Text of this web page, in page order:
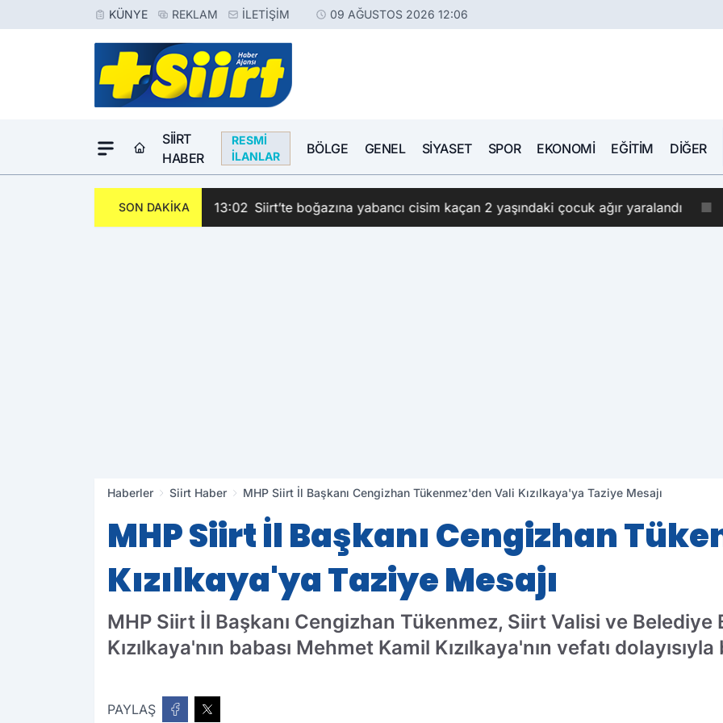
KÜNYE REKLAM İLETIŞIM 09 AĞUSTOS 2026 12:06
SIIRT
HABER
RESMI
İLANLAR
BÖLGE GENEL SIYASET SPOR EKONOMI EĞITIM DIĞER
SON DAKİKA
Hayatını Kaybetti 13:02 Siirt’te boğazına yabancı cisim kaçan 2 yaşındaki çocuk ağır yaralandı
Haberler Siirt Haber MHP Siirt İl Başkanı Cengizhan Tükenmez'den Vali Kızılkaya'ya Taziye Mesajı
MHP Siirt İl Başkanı Cengizhan
Kızılkaya'ya Taziye Mesajı
MHP Siirt İl Başkanı Cengizhan Tükenmez, Siirt Valisi ve Belediye
Kızılkaya'nın babası Mehmet Kamil Kızılkaya'nın vefatı
PAYLAŞ